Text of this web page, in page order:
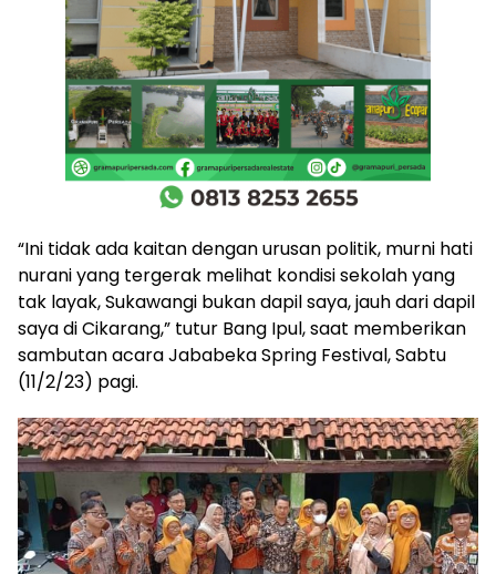
“Ini tidak ada kaitan dengan urusan politik, murni hati
nurani yang tergerak melihat kondisi sekolah yang
tak layak, Sukawangi bukan dapil saya, jauh dari dapil
saya di Cikarang,” tutur Bang Ipul, saat memberikan
sambutan acara Jababeka Spring Festival, Sabtu
(11/2/23) pagi.